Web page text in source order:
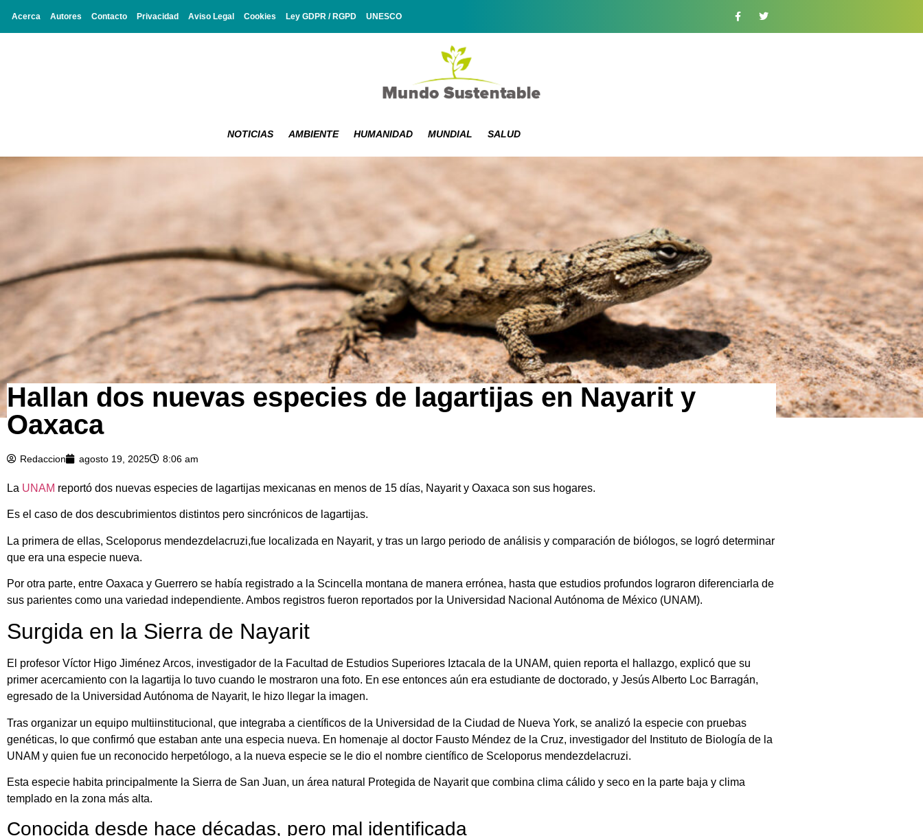
Acerca Autores Contacto Privacidad Aviso Legal Cookies Ley GDPR / RGPD UNESCO
NOTICIAS AMBIENTE HUMANIDAD MUNDIAL SALUD
Hallan dos nuevas especies de lagartijas en Nayarit y
Oaxaca
Redaccion agosto 19, 2025 8:06 am
La UNAM reportó dos nuevas especies de lagartijas mexicanas en menos de 15 días, Nayarit y Oaxaca son sus hogares.
Es el caso de dos descubrimientos distintos pero sincrónicos de lagartijas.
La primera de ellas, Sceloporus mendezdelacruzi,fue localizada en Nayarit, y tras un largo periodo de análisis y comparación de biólogos, se logró determinar
que era una especie nueva.
Por otra parte, entre Oaxaca y Guerrero se había registrado a la Scincella montana de manera errónea, hasta que estudios profundos lograron diferenciarla de
sus parientes como una variedad independiente. Ambos registros fueron reportados por la Universidad Nacional Autónoma de México (UNAM).
Surgida en la Sierra de Nayarit
El profesor Víctor Higo Jiménez Arcos, investigador de la Facultad de Estudios Superiores Iztacala de la UNAM, quien reporta el hallazgo, explicó que su
primer acercamiento con la lagartija lo tuvo cuando le mostraron una foto. En ese entonces aún era estudiante de doctorado, y Jesús Alberto Loc Barragán,
egresado de la Universidad Autónoma de Nayarit, le hizo llegar la imagen.
Tras organizar un equipo multiinstitucional, que integraba a científicos de la Universidad de la Ciudad de Nueva York, se analizó la especie con pruebas
genéticas, lo que confirmó que estaban ante una especia nueva. En homenaje al doctor Fausto Méndez de la Cruz, investigador del Instituto de Biología de la
UNAM y quien fue un reconocido herpetólogo, a la nueva especie se le dio el nombre científico de Sceloporus mendezdelacruzi.
Esta especie habita principalmente la Sierra de San Juan, un área natural Protegida de Nayarit que combina clima cálido y seco en la parte baja y clima
templado en la zona más alta.
Conocida desde hace décadas, pero mal identificada